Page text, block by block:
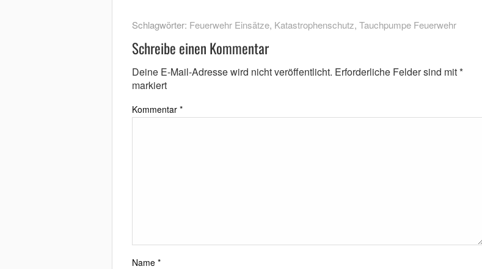
Schlagwörter: Feuerwehr Einsätze, Katastrophenschutz, Tauchpumpe Feuerwehr
Schreibe einen Kommentar
Deine E-Mail-Adresse wird nicht veröffentlicht. Erforderliche Felder sind mit*
markiert
Kommentar *
Name *